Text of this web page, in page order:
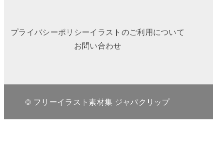
プライバシーポリシーイラストのご利用について
お問い合わせ
© フリーイラスト素材集 ジャパクリップ